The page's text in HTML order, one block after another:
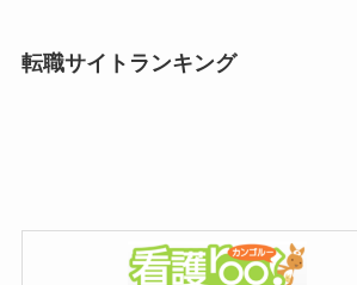
転職サイトランキング